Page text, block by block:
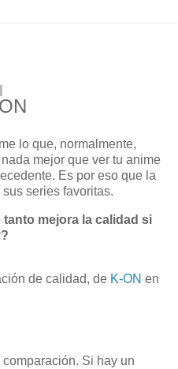
lo que, normalmente,
mejor que ver tu anime
Es por eso que la
series favoritas.
mejora la calidad si
de calidad, de K-ON en
Si hay un